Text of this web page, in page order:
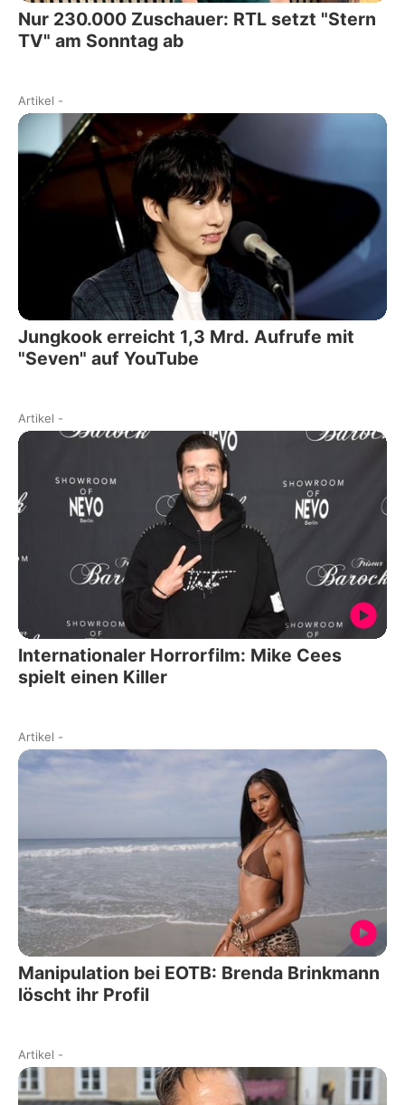
Nur 230.000 Zuschauer: RTL setzt "Stern
TV" am Sonntag ab
Artikel -
Jungkook erreicht 1,3 Mrd. Aufrufe mit
"Seven" auf YouTube
Artikel -
Internationaler Horrorfilm: Mike Cees
spielt einen Killer
Artikel -
Manipulation bei EOTB: Brenda Brinkmann
löscht ihr Profil
Artikel -